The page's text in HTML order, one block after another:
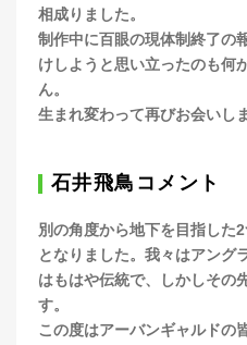
相成りました。
制作中に百眼の現体制終了の
けしようと思い立ったのも何
ん。
生まれ変わって再びお会いし
石井飛鳥コメント
別の角度から地下を目指した
となりました。我々はアング
はもはや伝統で、しかしその
す。
この度はアーバンギャルドの